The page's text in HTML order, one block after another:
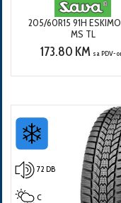
205/60R15 91H
MS TL
173.80 KM sa PDV-
72 DB
C